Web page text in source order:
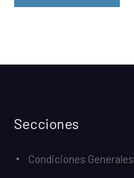
Secciones
Condiciones Generales